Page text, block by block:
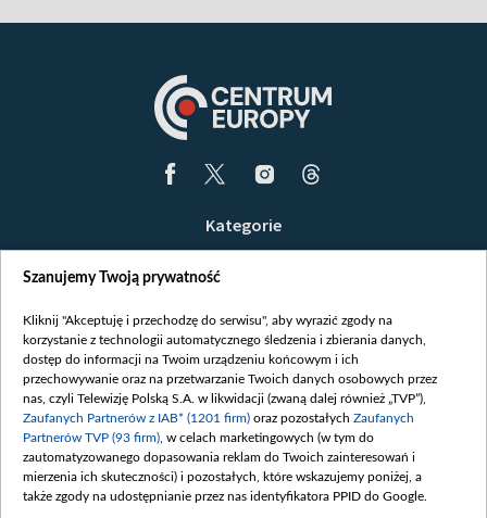
Kategorie
Opinie
Białoruś / Polska
Czytelnia
Centrum Europy
O nas
Kontakt
Informacje o nadawcy
Szanujemy Twoją prywatność
Kliknij "Akceptuję i przechodzę do serwisu", aby wyrazić zgody na
korzystanie z technologii automatycznego śledzenia i zbierania danych,
dostęp do informacji na Twoim urządzeniu końcowym i ich
przechowywanie oraz na przetwarzanie Twoich danych osobowych przez
nas, czyli Telewizję Polską S.A. w likwidacji (zwaną dalej również „TVP”),
Zaufanych Partnerów z IAB* (1201 firm) oraz pozostałych Zaufanych
Partnerów TVP (93 firm) , w celach marketingowych (w tym do
zautomatyzowanego dopasowania reklam do Twoich zainteresowań i
mierzenia ich skuteczności) i pozostałych, które wskazujemy poniżej, a
także zgody na udostępnianie przez nas identyfikatora PPID do Google.